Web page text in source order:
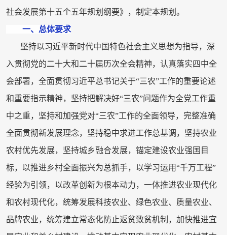
社会发展第十五个五年规划纲要》，制定本规划。
一、总体要求
坚持以习近平新时代中国特色社会主义思想为指导，深
入贯彻党的二十大和二十届历次全会精神，认真落实四中全
会部署，全面贯彻习近平总书记关于“三农”工作的重要论述
和重要指示精神，坚持把解决好“三农”问题作为全党工作重
中之重，坚持和加强党对“三农”工作的全面领导，完整准确
全面贯彻新发展理念，坚持稳中求进工作总基调，坚持农业
农村优先发展，坚持城乡融合发展，锚定建设农业强国目
标，以推进乡村全面振兴为总抓手，以学习运用“千万工程”
经验为引领，以改革创新为根本动力，一体推进农业现代化
和农村现代化，统筹发展科技农业、绿色农业、质量农业、
品牌农业，统筹建立常态化防止返贫致贫机制，加快推进宜